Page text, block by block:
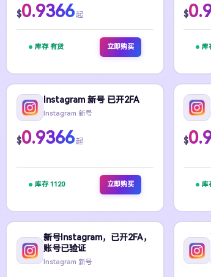
$0.9366起
库存 有货 立即购买
$
库
Instagram 新号 已开2FA
Instagram 新号
$0.9366起
库存 1120 立即购买
$
库
新号Instagram，已开2FA，
账号已验证
Instagram 新号